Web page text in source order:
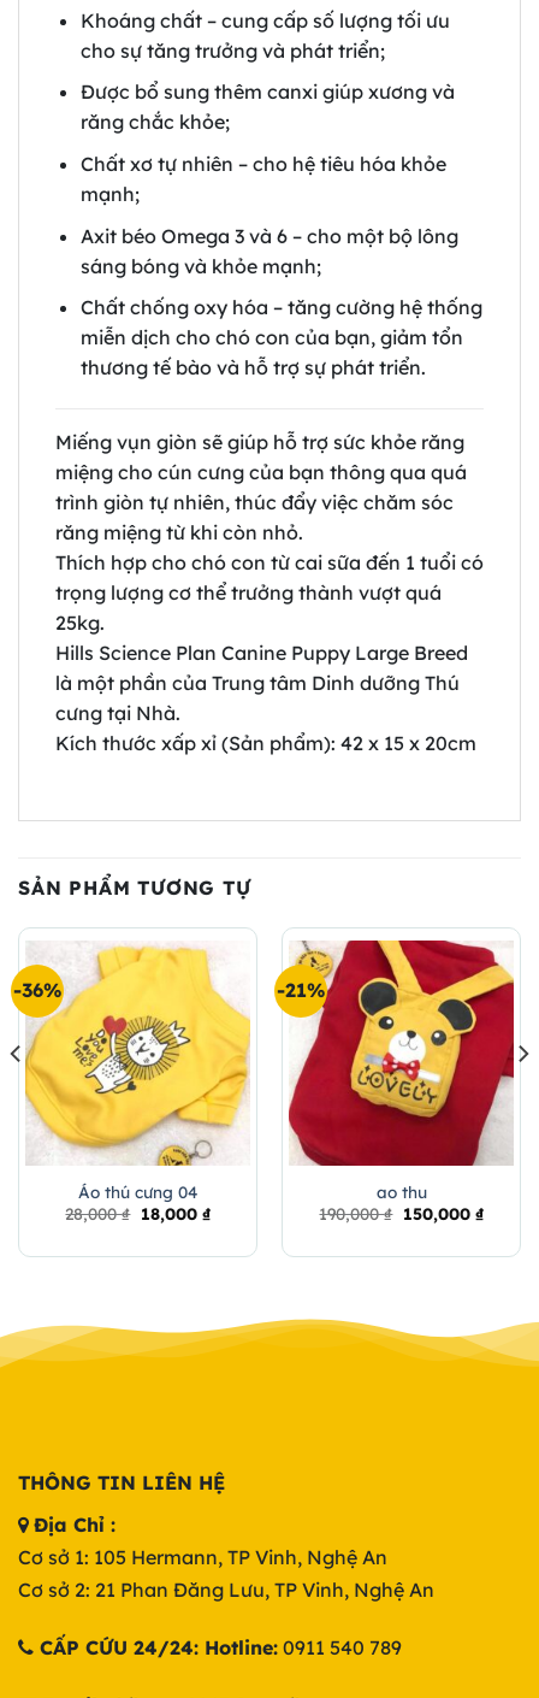
Khoáng chất – cung cấp số lượng tối ưu
cho sự tăng trưởng và phát triển;
Được bổ sung thêm canxi giúp xương và
răng chắc khỏe;
Chất xơ tự nhiên – cho hệ tiêu hóa khỏe
mạnh;
Axit béo Omega 3 và 6 – cho một bộ lông
sáng bóng và khỏe mạnh;
Chất chống oxy hóa – tăng cường hệ thống
miễn dịch cho chó con của bạn, giảm tổn
thương tế bào và hỗ trợ sự phát triển.
Miếng vụn giòn sẽ giúp hỗ trợ sức khỏe răng
miệng cho cún cưng của bạn thông qua quá
trình giòn tự nhiên, thúc đẩy việc chăm sóc
răng miệng từ khi còn nhỏ.
Thích hợp cho chó con từ cai sữa đến 1 tuổi có
trọng lượng cơ thể trưởng thành vượt quá
25kg.
Hills Science Plan Canine Puppy Large Breed
là một phần của Trung tâm Dinh dưỡng Thú
cưng tại Nhà.
Kích thước xấp xỉ (Sản phẩm): 42 x 15 x 20cm
SẢN PHẨM TƯƠNG TỰ
-36%
Áo thú cưng 04
28,000₫ Original
price
28,000 ₫.
18,000 ₫Current
price
18,000 ₫.
-21%
ao thu
190,000₫ Original
price
190,000 ₫.
150,000 ₫Current
price
THÔNG TIN LIÊN HỆ
Địa Chỉ :
Cơ sở 1: 105 Hermann, TP Vinh, Nghệ An
Cơ sở 2: 21 Phan Đăng Lưu, TP Vinh, Nghệ An
CẤP CỨU 24/24: Hotline: 0911 540 789